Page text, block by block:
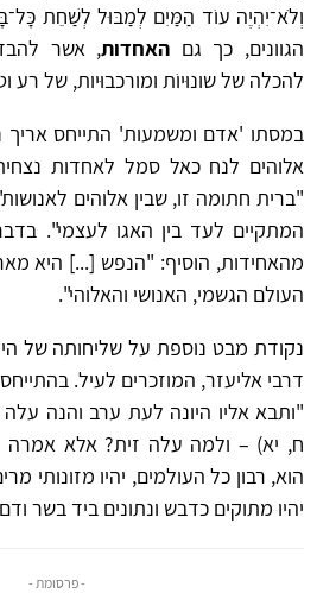
וְלֹא־יִהְיֶה עוֹד הַמַּיִם לְמַבּוּל לְשַׁחֵת
הגוונים, כך גם האחדות, אשר
להכלה של שונוּיוֹת ומורכבוּיות, של רע
במסתו 'אדם ומשמעות' התייחס אריך
אלוהים לנח כאל סמל לאחדות
"ברית חתומה זו, שבין אלוהים
המתקיים לעד בין האגו לעצמי".
מהאחידות, הוסיף: "הנפש [...] היא
העולם הגשמי, האנושי והאלוהי".
נקודת מבט נוספת על שליחותה של
דרבי אליעזר, המוזכרים לעיל.
"ותבא אליו היונה לעת ערב והנה
ח, יא) – ולמה עלה זית? אלא אמרה
הוא, רבון כל העולמים, יהיו מזונותי
יהיו מתוקים כדבש ונתונים ביד בשר
- פרסומת -